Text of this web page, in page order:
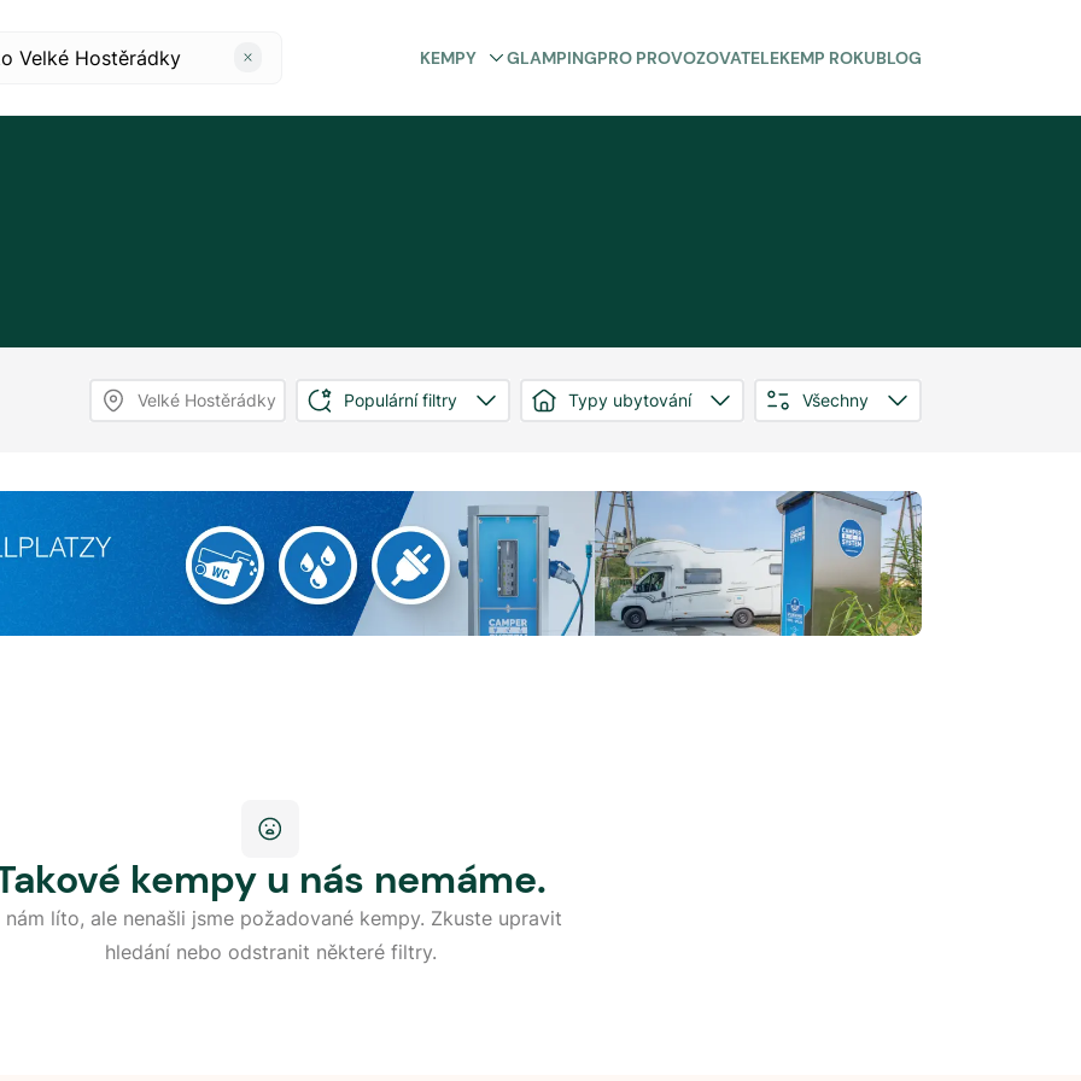
KEMPY GLAMPINGPRO PROVOZOVATELEKEMP ROKUBLOG
Velké Hostěrádky Populární filtry Typy ubytování Všechny
kempy u nás nemáme.
nám líto, ale nenašli jsme požadované kempy. Zkuste upravit
hledání nebo odstranit některé filtry.